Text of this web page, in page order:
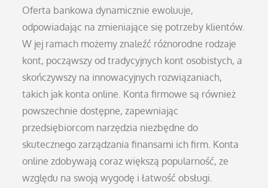
Oferta bankowa dynamicznie ewoluuje,
odpowiadając na zmieniające się potrzeby klientów.
W jej ramach możemy znaleźć różnorodne rodzaje
kont, począwszy od tradycyjnych kont osobistych, a
skończywszy na innowacyjnych rozwiązaniach,
takich jak konta online. Konta firmowe są również
powszechnie dostępne, zapewniając
przedsiębiorcom narzędzia niezbędne do
skutecznego zarządzania finansami ich firm. Konta
online zdobywają coraz większą popularność, ze
względu na swoją wygodę i łatwość obsługi.